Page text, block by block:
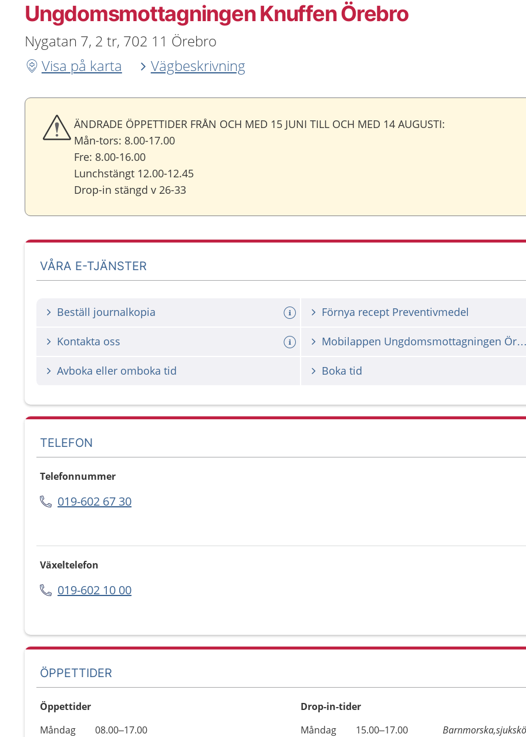
Ungdoms­mottagningen Knuffen Örebro
Nygatan 7, 2 tr, 702 11 Örebro
Visa på karta
Vägbeskrivning
ÄNDRADE ÖPPETTIDER FRÅN OCH MED 15 JUNI TILL OCH MED 14 AUGUSTI:
Mån-tors: 8.00-17.00
Fre: 8.00-16.00
Lunchstängt 12.00-12.45
Drop-in stängd v 26-33
VÅRA E-TJÄNSTER
Beställ journalkopia Förnya recept Preventivmedel
Kontakta oss Mobilappen
Avboka eller omboka tid Boka tid
TELEFON
Telefonnummer
019-602 67 30
Växeltelefon
019-602 10 00
ÖPPETTIDER
Öppettider
Dag
Öppettider
Kommentarer
Måndag
08.00–17.00
Drop-in-tider
Måndag
15.00–17.00